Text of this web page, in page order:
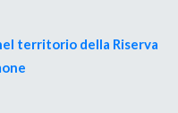
territorio della Riserva